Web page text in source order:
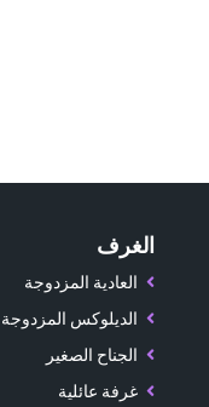
الغرف
العادية المزدوجة
الديلوكس المزدوجة
الجناح الصغير
غرفة عائلية